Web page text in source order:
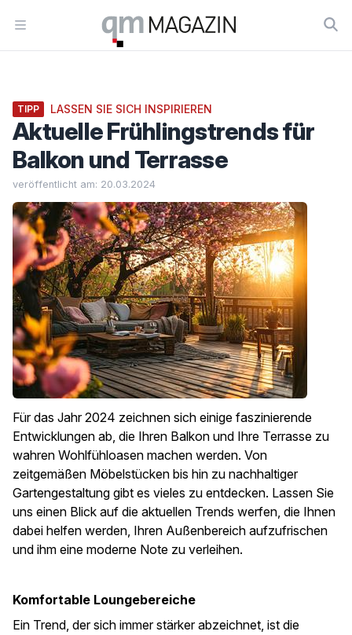
Open menu
Workflow
TIPP LASSEN SIE SICH INSPIRIEREN
Aktuelle Frühlingstrends für
Balkon und Terrasse
veröffentlicht am: 20.03.2024
Für das Jahr 2024 zeichnen sich einige faszinierende
Entwicklungen ab, die Ihren Balkon und Ihre Terrasse zu
wahren Wohlfühloasen machen werden. Von
zeitgemäßen Möbelstücken bis hin zu nachhaltiger
Gartengestaltung gibt es vieles zu entdecken. Lassen Sie
uns einen Blick auf die aktuellen Trends werfen, die Ihnen
dabei helfen werden, Ihren Außenbereich aufzufrischen
und ihm eine moderne Note zu verleihen.
Komfortable Loungebereiche
Ein Trend, der sich immer stärker abzeichnet, ist die